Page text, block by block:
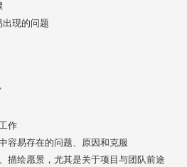
现的问题
作
容易存在的问题、原因和克服
描绘愿景，尤其是关于项目与团队前途